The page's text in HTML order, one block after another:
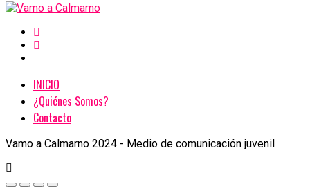
INICIO
¿Quiénes Somos?
Contacto
Vamo a Calmarno 2024 - Medio de comunicación juvenil